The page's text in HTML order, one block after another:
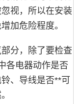
视，所以在安装
加危险程度。
分，除了要检查
各电器动作是否
、导线是否**可